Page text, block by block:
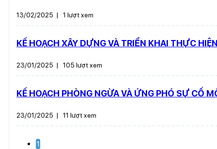
13/02/2025 | 1 lượt xem
KẾ HOẠCH XÂY DỰNG VÀ TRIỂN KHAI THỰC
23/01/2025 | 105 lượt xem
KẾ HOẠCH PHÒNG NGỪA VÀ ỨNG PHÓ SỰ CỐ
23/01/2025 | 11 lượt xem
1